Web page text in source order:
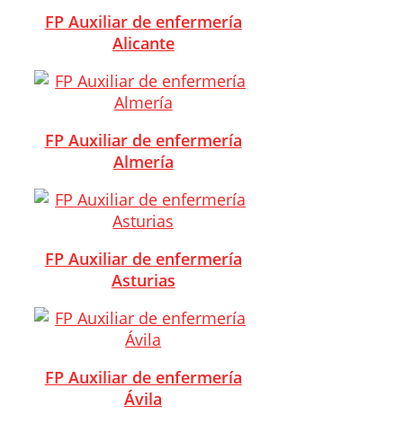
FP Auxiliar de enfermería
Alicante
FP Auxiliar de enfermería
Almería
FP Auxiliar de enfermería
Asturias
FP Auxiliar de enfermería
Ávila